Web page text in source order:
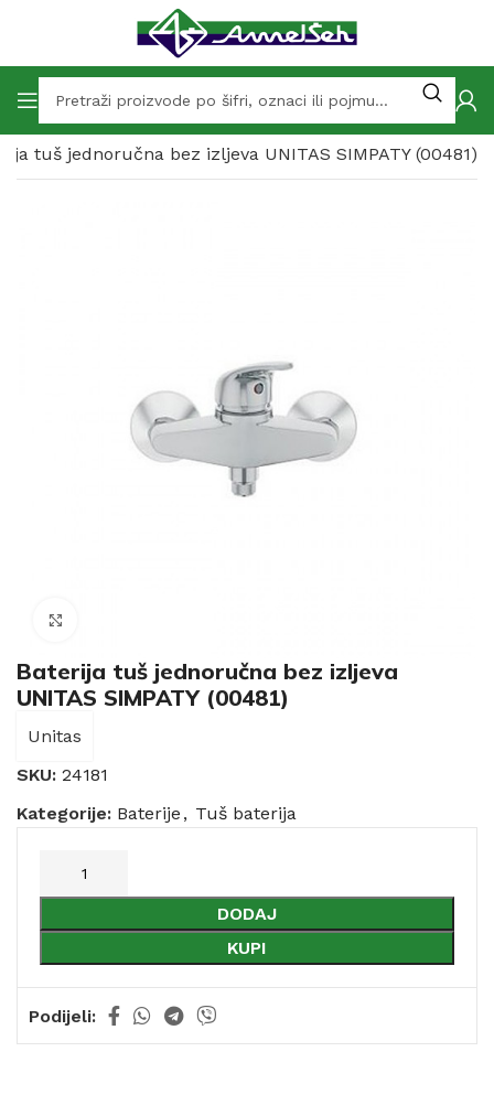
tuš jednoručna bez izljeva UNITAS SIMPATY (00481)
Baterija tuš jednoručna bez izljeva
UNITAS SIMPATY (00481)
Unitas
SKU: 24181
Kategorije: Baterije , Tuš baterija
DODAJ
KUPI
Podijeli: